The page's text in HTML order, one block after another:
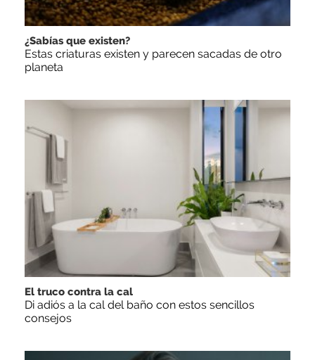
¿Sabías que existen?
Estas criaturas existen y parecen sacadas de otro
planeta
El truco contra la cal
Di adiós a la cal del baño con estos sencillos
consejos